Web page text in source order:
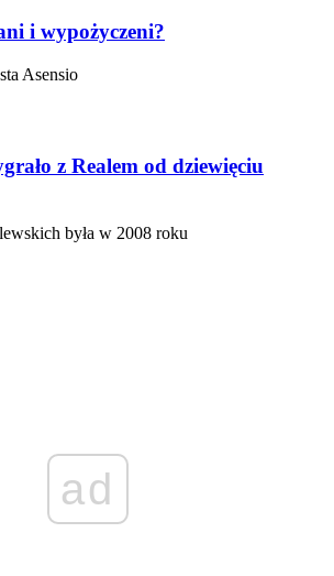
i wypożyczeni?
Asensio
z Realem od dziewięciu
była w 2008 roku
ad